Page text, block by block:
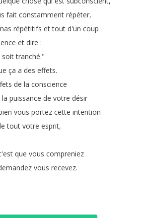
fait constamment répéter,
répétitifs et tout d'un coup
et dire :
soit tranché."
ça a des effets.
de la conscience
la puissance de votre désir
vous portez cette intention
tout votre esprit,
que vous compreniez
vous recevez.